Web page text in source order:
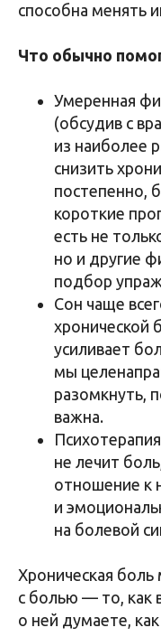
способна менять
Что обычно
Умеренная
(обсудив с
из наиболее
снизить
постепенно,
короткие
есть не
но и другие
подбор
Сон чаще
хронической
усиливает
мы
разомкнуть,
важна.
не лечит
отношение к
и
на болевой
Хроническая
с болью — то, как
о ней думаете,